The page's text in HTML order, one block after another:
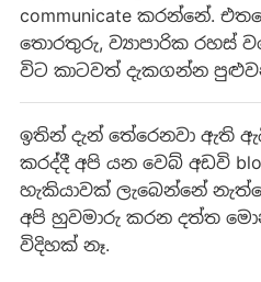
communicate කරන්නේ.
තොරතුරු, ව්‍යාපාරික රහස්
විට කාටවත් දැකගන්න
ඉතින් දැන් තේරෙනවා ඇති
කරද්දී අපි යන වෙබ් අඩවි
හැකියාවක් ලැබෙන්නේ
අපි හුවමාරු කරන දත්ත
විදිහක් නෑ.